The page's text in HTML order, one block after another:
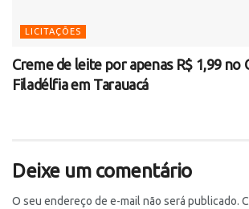
LICITAÇÕES
Creme de leite por apenas R$ 1,99 no
Filadélfia em Tarauacá
Deixe um comentário
O seu endereço de e-mail não será publicado.